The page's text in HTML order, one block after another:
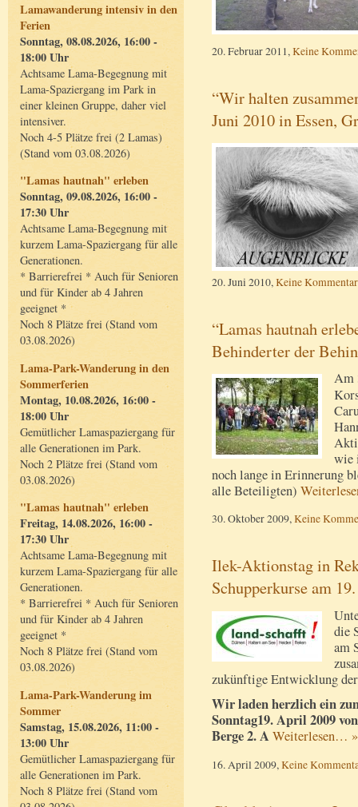
Lamawanderung intensiv in den
Ferien
Sonntag, 08.08.2026, 16:00 -
18:00 Uhr
Achtsame Lama-Begegnung mit
Lama-Spaziergang im Park in
einer kleinen Gruppe, daher viel
intensiver.
Noch 4-5 Plätze frei (2 Lamas)
(Stand vom 03.08.2026)
"Lamas hautnah" erleben
Sonntag, 09.08.2026, 16:00 -
17:30 Uhr
Achtsame Lama-Begegnung mit
kurzem Lama-Spaziergang für alle
Generationen.
* Barrierefrei * Auch für Senioren
und für Kinder ab 4 Jahren
geeignet *
Noch 8 Plätze frei (Stand vom
03.08.2026)
Lama-Park-Wanderung in den
Sommerferien
Montag, 10.08.2026, 16:00 -
18:00 Uhr
Gemütlicher Lamaspaziergang für
alle Generationen im Park.
Noch 2 Plätze frei (Stand vom
03.08.2026)
"Lamas hautnah" erleben
Freitag, 14.08.2026, 16:00 -
17:30 Uhr
Achtsame Lama-Begegnung mit
kurzem Lama-Spaziergang für alle
Generationen.
* Barrierefrei * Auch für Senioren
und für Kinder ab 4 Jahren
geeignet *
Noch 8 Plätze frei (Stand vom
03.08.2026)
Lama-Park-Wanderung im
Sommer
Samstag, 15.08.2026, 11:00 -
13:00 Uhr
Gemütlicher Lamaspaziergang für
alle Generationen im Park.
Noch 8 Plätze frei (Stand vom
20. Februar 2011, Keine
“Wir halten
Juni 2010 in Essen,
20. Juni 2010,Keine
“Lamas hautnah
Behinderter der
Am
wie
noch lange in Erinnerung
alle Beteiligten)
30. Oktober 2009,Keine
Ilek-Aktionstag in
Schupperkurse am
die
am
zukünftige Entwicklung
Wir laden herzlich ein
Sonntag19. April 2009
Berge 2. AWeiterlesen… »
16. April 2009, Keine